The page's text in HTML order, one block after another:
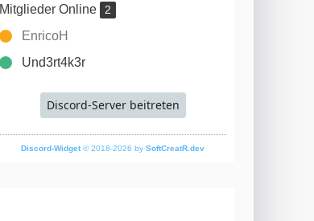
Mitglieder Online 2
EnricoH
Und3rt4k3r
Discord-Server beitreten
Discord-Widget© 2018-2026 by SoftCreatR.dev